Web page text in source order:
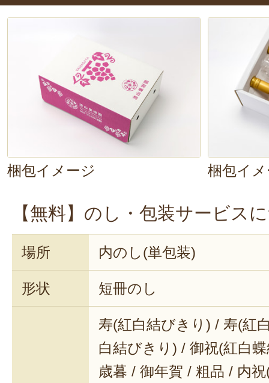
和食・洋食問わず、どんな食事に
。ゆっくり
くなる美味しさでした。
梱包イメージ 梱包イ
【無料】のし・包装サービス
場所 内のし(単包装)
形状 短冊のし
寿(紅白結びきり) / 寿(紅
白結びきり) / 御祝(紅白
歳暮 / 御年賀 / 粗品 / 内